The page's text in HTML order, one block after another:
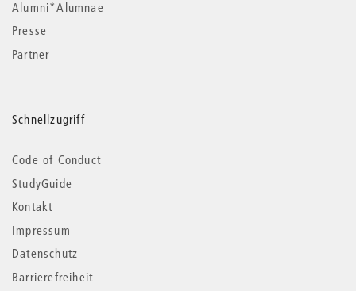
Alumni*Alumnae
Presse
Partner
Schnellzugriff
Code of Conduct
StudyGuide
Kontakt
Impressum
Datenschutz
Barrierefreiheit